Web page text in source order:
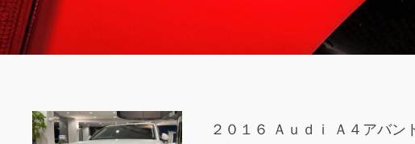
２０１６ Ａｕｄｉ Ａ４アバン